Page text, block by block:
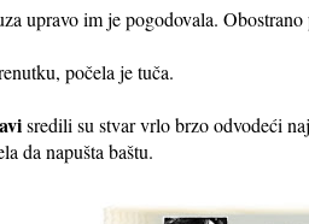
upravo im je pogodovala.
počela je tuča.
sredili su stvar vrlo brzo odvodeći
da napušta baštu.